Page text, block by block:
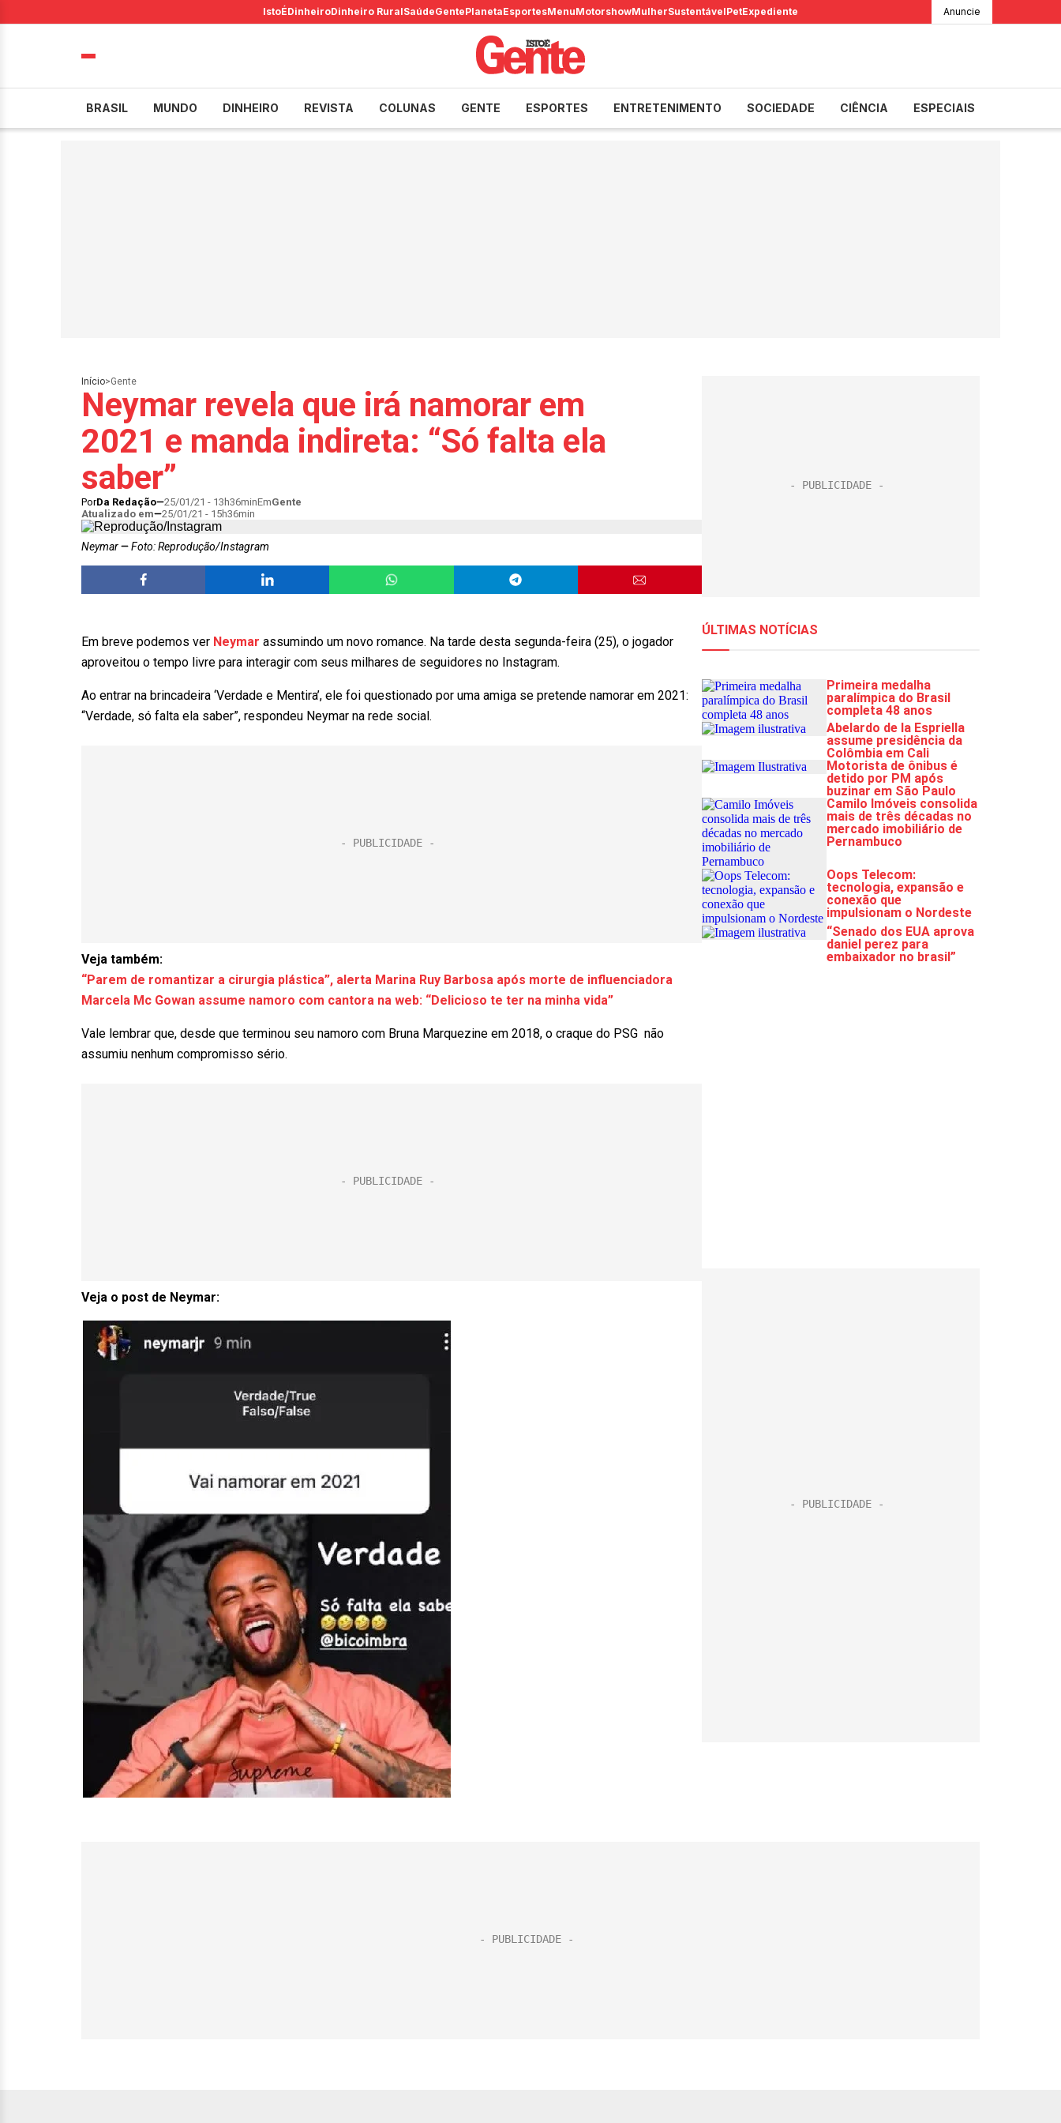
IstoÉDinheiroDinheiro RuralSaúdeGentePlanetaEsportesMenuMotorshowMulherSustentávelPetExpediente Anuncie
BRASIL MUNDO DINHEIRO REVISTA COLUNAS GENTE ESPORTES ENTRETENIMENTO SOCIEDADE CIÊNCIA ESPECIAIS
Início>Gente
Neymar revela que irá namorar em
2021 e manda indireta: “Só falta ela
saber”
PorDa Redação 25/01/21 - 13h36minEmGente
Atualizado em
25/01/21 - 15h36min
Neymar Foto: Reprodução/Instagram
Em breve podemos ver Neymar assumindo um novo romance. Na tarde desta segunda-feira (25), o jogador
aproveitou o tempo livre para interagir com seus milhares de seguidores no Instagram.
Ao entrar na brincadeira ‘Verdade e Mentira’, ele foi questionado por uma amiga se pretende namorar em 2021:
“Verdade, só falta ela saber”, respondeu Neymar na rede social.
Veja também:
“Parem de romantizar a cirurgia plástica”, alerta Marina Ruy Barbosa após morte de influenciadora
Marcela Mc Gowan assume namoro com cantora na web: “Delicioso te ter na minha vida”
Vale lembrar que, desde que terminou seu namoro com Bruna Marquezine em 2018, o craque do PSG não
assumiu nenhum compromisso sério.
Veja o post de Neymar: